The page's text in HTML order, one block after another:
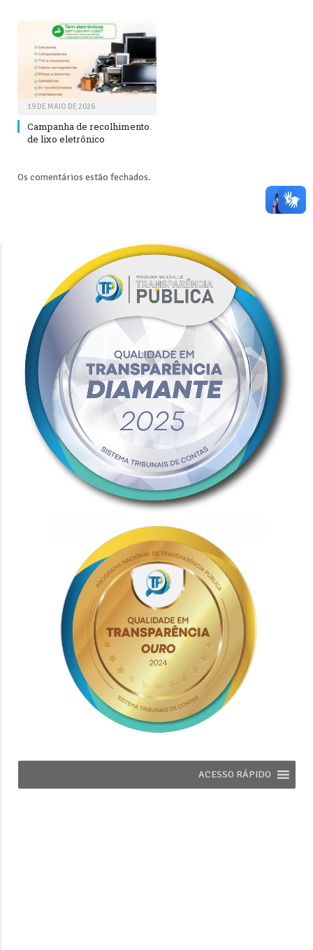
19 DE MAIO DE 2026
Campanha de recolhimento
de lixo eletrônico
Os comentários estão fechados.
ACESSO RÁPIDO